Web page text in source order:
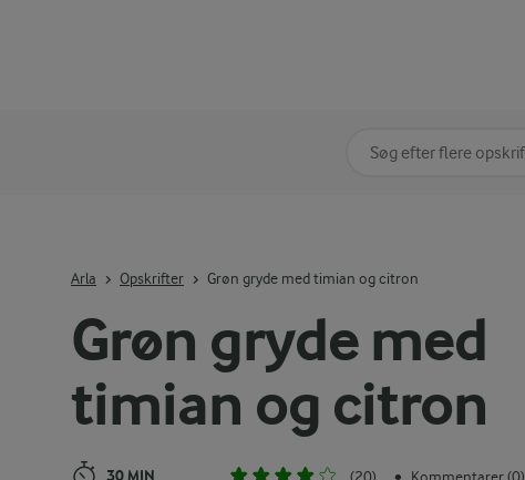
Grøn gryde med
timian og citron
30 MIN (20) Kommentarer (0)
Arla Opskrifter Grøn gryde med timian og citron
Søg på kategori